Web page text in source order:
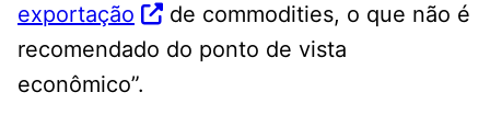
exportação
de commodities, o que não é
recomendado do ponto de vista
econômico”.